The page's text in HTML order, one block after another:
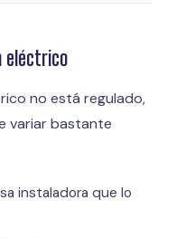
eléctrico
no está regulado,
variar bastante
instaladora que lo